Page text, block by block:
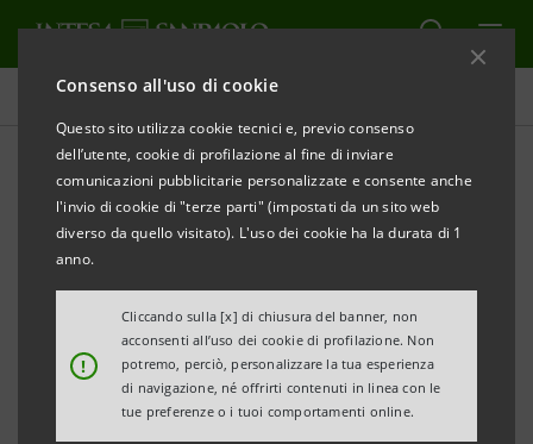
Consenso all'uso di cookie
Questo sito utilizza cookie tecnici e, previo consenso
dell’utente, cookie di profilazione al fine di inviare
comunicazioni pubblicitarie personalizzate e consente anche
l'invio di cookie di "terze parti" (impostati da un sito web
diverso da quello visitato). L'uso dei cookie ha la durata di 1
anno.
!
Cliccando sulla [x] di chiusura del banner, non
acconsenti all’uso dei cookie di profilazione. Non
potremo, perciò, personalizzare la tua esperienza
di navigazione, né offrirti contenuti in linea con le
tue preferenze o i tuoi comportamenti online.
Comunicati stampa
STAMPA AGGIORNA
INTESA SANPAOLO: RESOCONTO INTERMEDIO AL 31
MARZO 2023
Resoconto intermedio consolidato del Gruppo Intesa
Sanpaolo al 31 marzo 2023 è stato reso disponibile
nella giornata odierna presso la Sede sociale nonché
nel meccanismo di stoccaggio autorizzatoeMarket